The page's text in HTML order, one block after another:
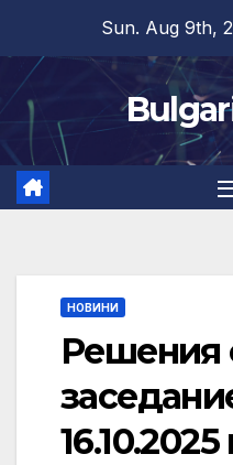
content
Sun. Aug 9th,
НОВИНИ
Решения
16.10.2025